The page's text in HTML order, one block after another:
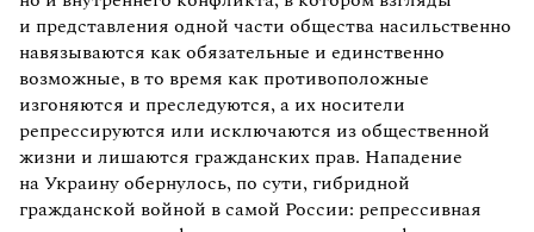
и представления одной части общества насильственно
навязываются как обязательные и единственно
возможные, в то время как противоположные
изгоняются и преследуются, а их носители
репрессируются или исключаются из общественной
жизни и лишаются гражданских прав. Нападение
на Украину обернулось, по сути, гибридной
гражданской войной в самой России: репрессивная